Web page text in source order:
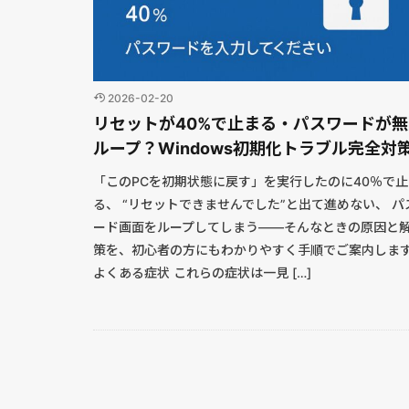
2026-02-20
リセットが40%で止まる・パスワードが
ループ？Windows初期化トラブル完全対
「このPCを初期状態に戻す」を実行したのに40％で
る、 “リセットできませんでした”と出て進めない、 パ
ード画面をループしてしまう――そんなときの原因と
策を、初心者の方にもわかりやすく手順でご案内します
よくある症状 これらの症状は一見 […]